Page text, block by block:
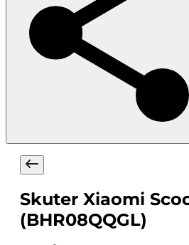
Skuter Xiaomi
(BHR08QQGL)